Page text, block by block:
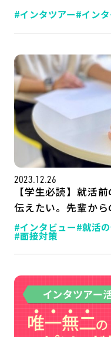
#インタツアー#イン
2023.12.26
【学生必読】就活
伝えたい。先輩か
#インタビュー#就活
#面接対策